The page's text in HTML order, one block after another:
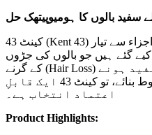
کینٹ 43 (Kent 43) بالوں کے گرنے، کمزوری اور بالوں کی صحت کو بحال کرنے کے لیے ایک بہترین اور مستند ہومیوپیتھک فارمولہ ہے۔ یہ قطرے جبورنڈی، ایسیڈ فاس اور آرنیکا جیسے طاقتور اجزاء سے تیار
کیے گئے ہیں جو بالوں کی جڑوں (Follicles) کو مضبوط بناتے ہیں اور نئے بال اگانے میں مدد دیتے ہیں۔ یہ خاص طور پر ان افراد کے لیے ڈیزائن کیے گئے ہیں جو ذہنی تناؤ، پریشانی یا ڈپریشن کی وجہ سے بالوں
کے گرنے (Hair Loss) اور وقت سے پہلے بالوں کے سفید ہونے (Premature Greying) کا شکار ہوں۔ کینٹ 43 نہ صرف بالوں کی جڑوں کو غذائیت فراہم کر کے انہیں گھنا بناتا ہے بلکہ مدافعت بڑھانے اور
بالوں کی قدرتی چمک بحال کرنے کا ایک آزمودہ ذریعہ ہے۔ اگر آپ ایک ایسا محفوظ اور قدرتی علاج تلاش کر رہے ہیں جو گنج پن کو روکے اور بالوں کو جڑ سے مضبوط بنائے، تو کینٹ 43 ایک قابلِ
اعتماد انتخاب ہے۔
Product Highlights: